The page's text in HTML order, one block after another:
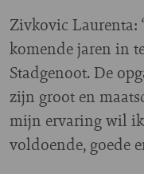
Zivkovic Laurenta:
komende jaren in
Stadgenoot. De
zijn groot en
mijn ervaring wil
voldoende, goede